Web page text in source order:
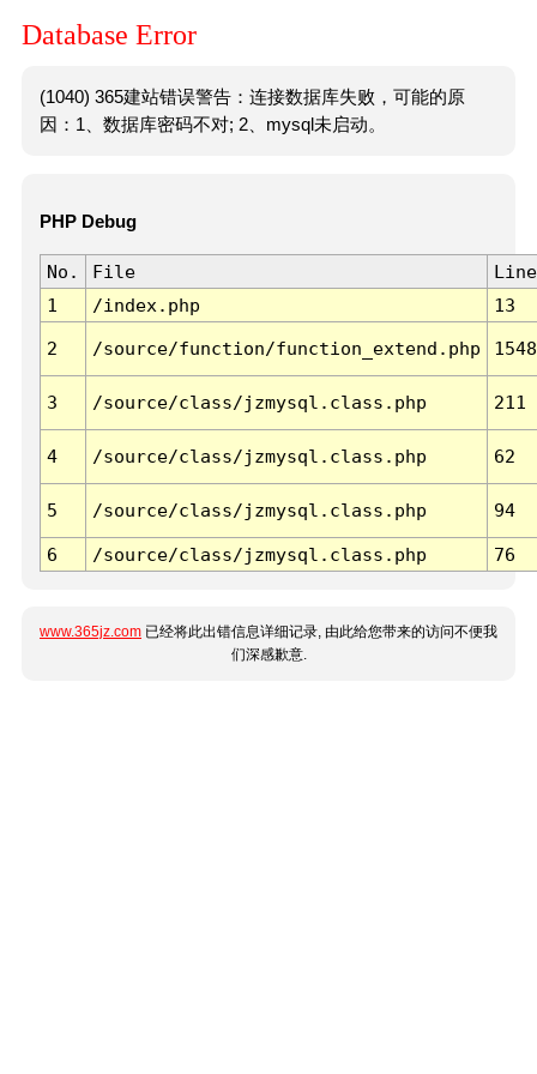
Database Error
(1040) 365建站错误警告：连接数据库失败，可能的原
因：1、数据库密码不对; 2、mysql未启动。
PHP Debug
No. File
Line
1
/index.php 13
2 /source/function/function_extend.php 1548
3 /source/class/jzmysql.class.php 211
4 /source/class/jzmysql.class.php 62
5 /source/class/jzmysql.class.php 94
6 /source/class/jzmysql.class.php 76
www.365jz.com 已经将此出错信息详细记录, 由此给您带来的访问不便我
们深感歉意.